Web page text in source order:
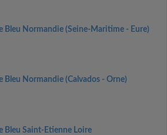
Bleu Normandie (Seine-Maritime - Eure)
Bleu Normandie (Calvados - Orne)
Bleu Saint-Etienne Loire